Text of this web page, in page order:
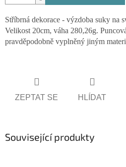
Stříbrná dekorace - výzdoba suky na
Velikost 20cm, váha 280,26g.
pravděpodobně vyplněný jiným
ZEPTAT SE HLÍDAT
Související produkty